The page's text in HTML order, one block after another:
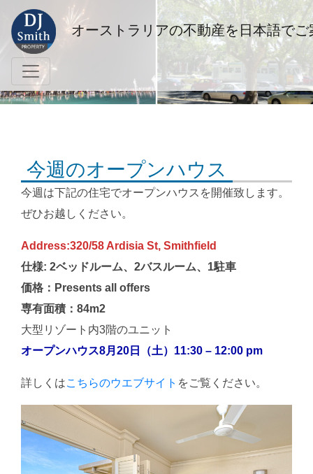
オーストラリアの不動産を日本語でご
今週のオープンハウス
今週は下記の住宅でオープンハウスを開催致します。
ぜひお越しください。
Address:320/58 Ardisia St, Smithfield
仕様: 2ベッドルーム、2バスルーム、1駐車
価格：Presents all offers
専有面積：84m2
大型リゾート内3階のユニット
オープンハウス8月20日（土）11:30 – 12:00 pm
詳しくはこちらのウエブサイト をご覧ください。